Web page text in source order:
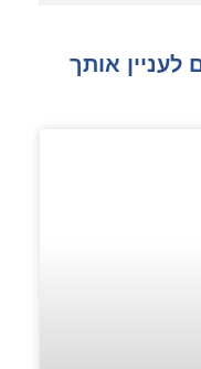
לעניין אותך